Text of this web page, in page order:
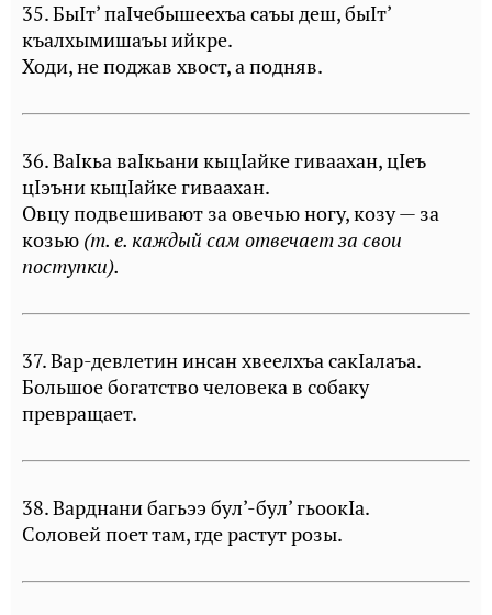
35. БыIт’ паIчебышеехъа саъы деш, быIт’
къалхымишаъы ийкре.
Ходи, не поджав хвост, а подняв.
36. ВаIкьа ваIкьани кыцIайке гиваахан, цIеъ
цIэъни кыцIайке гиваахан.
Овцу подвешивают за овечью ногу, козу — за
козью (т. е. каждый сам отвечает за свои
поступки).
37. Вар-девлетин инсан хвеелхъа сакIалаъа.
Большое богатство человека в собаку
превращает.
38. Варднани багьээ бул’-бул’ гьоокIа.
Соловей поет там, где растут розы.